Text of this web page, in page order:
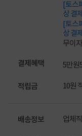
[토스
상 결
[토스
상 결
무이
결제혜택 5만원
적립금 10원
배송정보 업체